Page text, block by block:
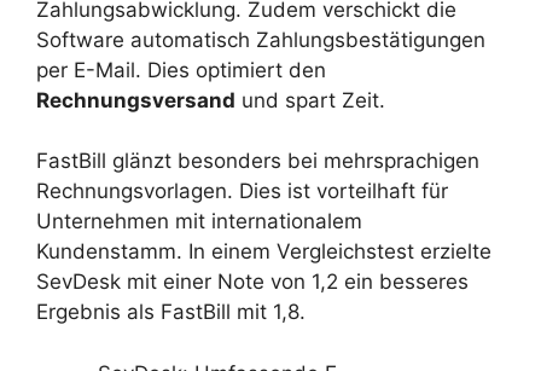
Zahlungsabwicklung. Zudem verschickt die
Software automatisch Zahlungsbestätigungen
per E-Mail. Dies optimiert den
Rechnungsversand und spart Zeit.
FastBill glänzt besonders bei mehrsprachigen
Rechnungsvorlagen. Dies ist vorteilhaft für
Unternehmen mit internationalem
Kundenstamm. In einem Vergleichstest erzielte
SevDesk mit einer Note von 1,2 ein besseres
Ergebnis als FastBill mit 1,8.